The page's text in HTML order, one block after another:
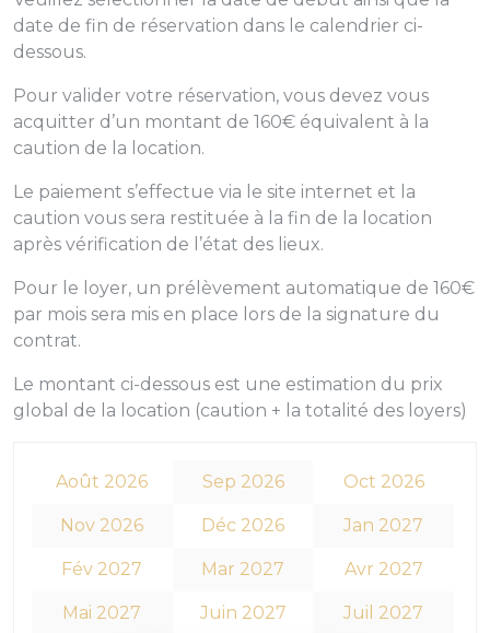
date de fin de réservation dans le calendrier ci-
dessous.
Pour valider votre réservation, vous devez vous
acquitter d’un montant de 160€ équivalent à la
caution de la location.
Le paiement s’effectue via le site internet et la
caution vous sera restituée à la fin de la location
après vérification de l’état des lieux.
Pour le loyer, un prélèvement automatique de 160€
par mois sera mis en place lors de la signature du
contrat.
Le montant ci-dessous est une estimation du prix
global de la location (caution + la totalité des loyers)
Août 2026 Sep 2026 Oct 2026
Nov 2026 Déc 2026 Jan 2027
Fév 2027 Mar 2027 Avr 2027
Mai 2027 Juin 2027 Juil 2027